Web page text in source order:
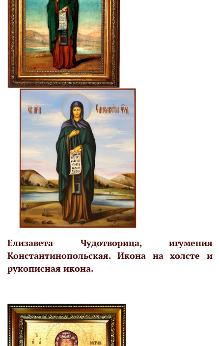
Елизавета Чудотворица, игумения
Константинопольская. Икона на холсте и
рукописная икона.